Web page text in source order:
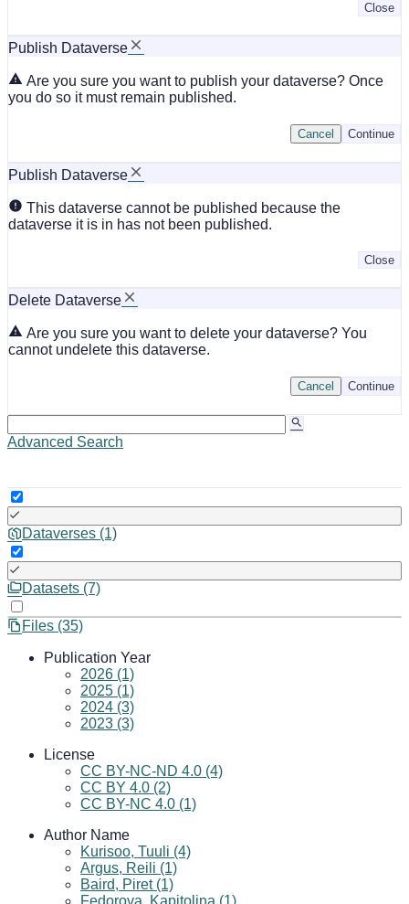
Close
Publish Dataverse
Are you sure you want to publish your dataverse? Once
you do so it must remain published.
Continue
Cancel
Publish Dataverse
This dataverse cannot be published because the
dataverse it is in has not been published.
Close
Delete Dataverse
Are you sure you want to delete your dataverse? You
cannot undelete this dataverse.
Continue
Cancel
Advanced Search
Dataverses (1)
Datasets (7)
Files (35)
Publication Year
2026 (1)
2025 (1)
2024 (3)
2023 (3)
License
CC BY-NC-ND 4.0 (4)
CC BY 4.0 (2)
CC BY-NC 4.0 (1)
Author Name
Kurisoo, Tuuli (4)
Argus, Reili (1)
Baird, Piret (1)